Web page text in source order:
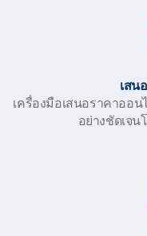
เสน
เครื่องมือเสนอราคาออน
อย่างชัดเจ